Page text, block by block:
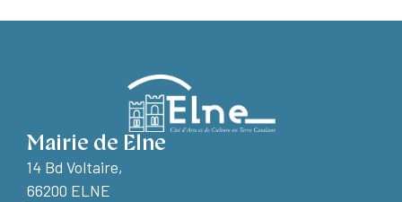
Mairie de Elne
14 Bd Voltaire,
66200 ELNE